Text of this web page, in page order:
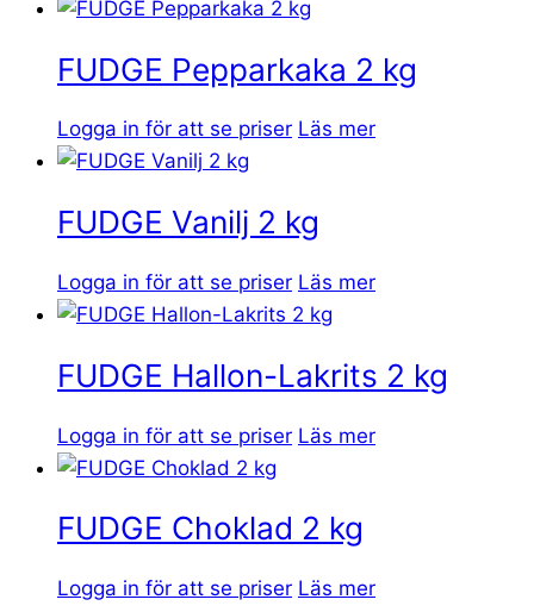
FUDGE Pepparkaka 2 kg
Logga in för att se priser Läs mer
FUDGE Vanilj 2 kg
Logga in för att se priser Läs mer
FUDGE Hallon-Lakrits 2 kg
Logga in för att se priser Läs mer
FUDGE Choklad 2 kg
Logga in för att se priser Läs mer